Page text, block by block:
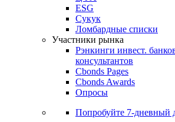
Специальные разделы
Кривые доходности
Best bid/ask
ЦФА
ESG
Сукук
Ломбардные списки
Участники рынка
Рэнкинги инвест.
Cbonds Pages